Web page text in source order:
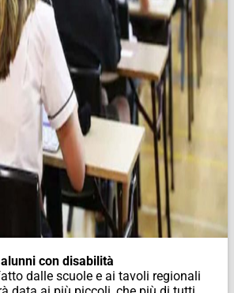
con disabilità
dalle scuole e ai tavoli regionali